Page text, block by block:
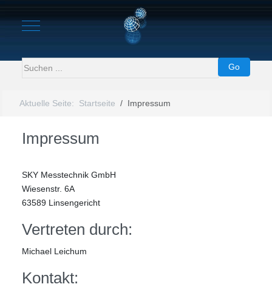
Mobile Menu Toggle
Go
Aktuelle Seite: Startseite Impressum
Impressum
SKY Messtechnik GmbH
Wiesenstr. 6A
63589 Linsengericht
Vertreten durch:
Michael Leichum
Kontakt: